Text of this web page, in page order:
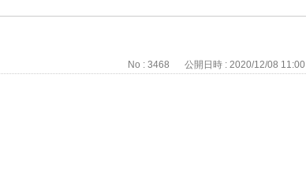
No : 3468 公開日時 : 2020/12/08 11:00